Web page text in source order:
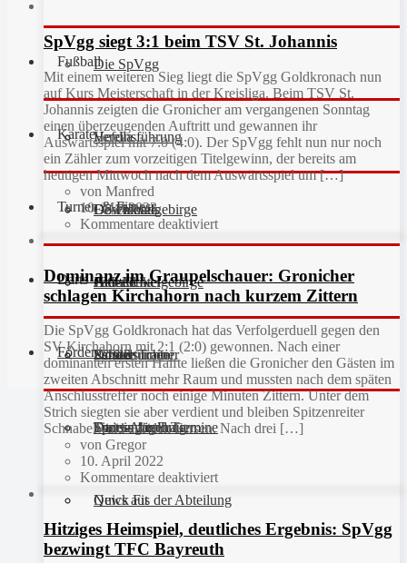
Die SpVgg
Vereinsführung
Geschichte
Fan-Artikel
Partner
Sportanlagen
Hefdla
Downloads
Galerie
Fußball
FC Fichtelgebirge
JFG Fichtelgebirge
Schiedsrichter
Karate
Aktuell
Unsere Trainer
Training und Termine
Turnen & Fitness
Kinderturnen
Fitness für Frauen
Quick Fit
Darts
Darts-Abteilung
News aus der Abteilung
Förderverein
SpVgg siegt 3:1 beim TSV St. Johannis
Mit einem weiteren Sieg liegt die SpVgg Goldkronach nun
auf Kurs Meisterschaft in der Kreisliga. Beim TSV St.
Johannis zeigten die Gronicher am vergangenen Sonntag
einen überzeugenden Auftritt und gewannen ihr
Auswärtsspiel mit 7:0 (4:0). Der SpVgg fehlt nun nur noch
ein Zähler zum vorzeitigen Titelgewinn, der bereits am
heutigen Mittwoch nach dem Auswärtsspiel um […]
von Manfred
10. Mai 2023
Kommentare deaktiviert
Dominanz im Graupelschauer: Gronicher
schlagen Kirchahorn nach kurzem Zittern
Die SpVgg Goldkronach hat das Verfolgerduell gegen den
SV Kirchahorn mit 2:1 (2:0) gewonnen. Nach einer
dominanten ersten Hälfte ließen die Gronicher den Gästen im
zweiten Abschnitt mehr Raum und mussten nach dem späten
Anschlusstreffer noch einige Minuten Zittern. Unter dem
Strich siegten sie aber verdient und bleiben Spitzenreiter
Schnabelwaid auf den Fersen. Nach drei […]
von Gregor
10. April 2022
Kommentare deaktiviert
Hitziges Heimspiel, deutliches Ergebnis: SpVgg
bezwingt TFC Bayreuth